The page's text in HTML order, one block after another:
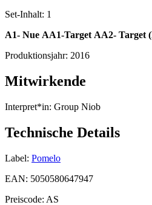
Set-Inhalt: 1
A1- Nue AA1-Target AA2- Target
Produktionsjahr: 2016
Mitwirkende
Interpret*in: Group Niob
Technische Details
Label: Pomelo
EAN: 5050580647947
Preiscode: AS